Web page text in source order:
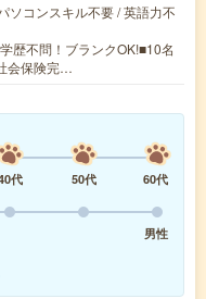
ソコンスキル不要 / 英語力不
歴不問！ブランクOK!■10名
会保険完…
代 50代
60代
男性